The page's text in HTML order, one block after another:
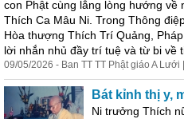
con Phật cùng lắng lòng hướng
Thích Ca Mâu Ni. Trong Thông
Hòa thượng Thích Trí Quảng,
lời nhắn nhủ đầy trí tuệ và từ bi về
09/05/2026 - Ban TT TT Phật giáo A Lưới
Bát kỉnh thị y,
Ni trưởng Thích